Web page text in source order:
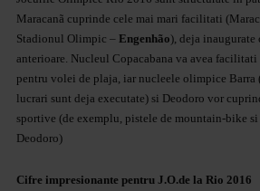
Maracanã cuprinde cele mai mari facilitati
Stadionul Olimpic – Engenhão), deja
anterioare. Nucleul Copacabana va avea facilitati
pentru volei de plaja, iar nucleele olimpice
lucrari sunt deja executate) si Deodoro vor
sportive (de exemplu, pistele de mountain-bike
Deodoro)
Cifre impresionante pentru J.O.de la Rio 2016